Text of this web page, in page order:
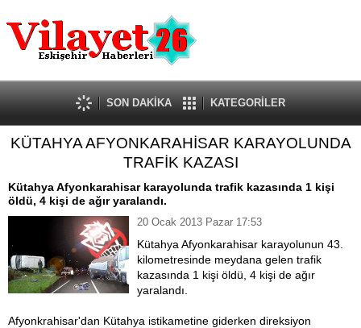
Güncel
Ekonomi
Politika
Eğitim
Spor
Kültür-Sanat
Röportaj
Tanıtım Yazısı
SON DAKİKA KATEGORİLER
KÜTAHYA AFYONKARAHİSAR KARAYOLUNDA
TRAFİK KAZASI
Kütahya Afyonkarahisar karayolunda trafik kazasında 1 kişi
öldü, 4 kişi de ağır yaralandı.
20 Ocak 2013 Pazar 17:53
Kütahya Afyonkarahisar karayolunun 43.
kilometresinde meydana gelen trafik
kazasında 1 kişi öldü, 4 kişi de ağır
yaralandı.
Afyonkrahisar'dan Kütahya istikametine giderken direksiyon